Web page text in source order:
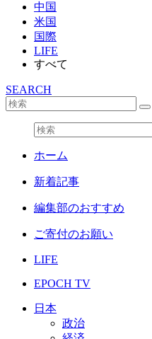
中国
米国
国際
LIFE
すべて
SEARCH
ホーム
新着記事
編集部のおすすめ
ご寄付のお願い
LIFE
EPOCH TV
日本
政治